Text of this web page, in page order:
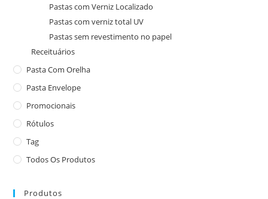
Pastas com Verniz Localizado
Pastas com verniz total UV
Pastas sem revestimento no papel
Receituários
Pasta Com Orelha
Pasta Envelope
Promocionais
Rótulos
Tag
Todos Os Produtos
Produtos